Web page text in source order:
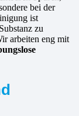
bei der
ist
zu
arbeiten eng mit